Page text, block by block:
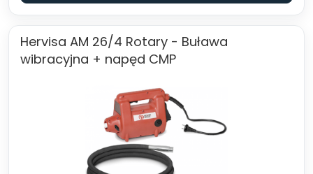
Hervisa AM 26/4 Rotary - Buława
wibracyjna + napęd CMP